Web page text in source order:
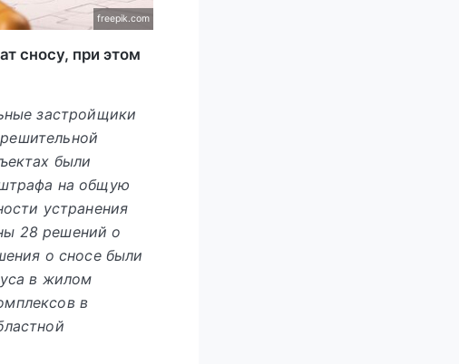
freepik.com
сносу, при этом
застройщики
были
на общую
устранения
28 решений о
о сносе были
в жилом
в